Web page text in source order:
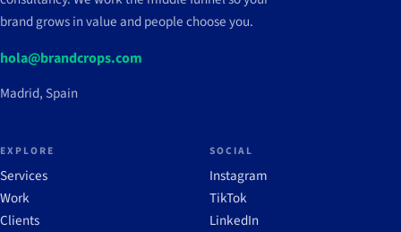
brand grows in value and people choose you.
hola@brandcrops.com
Madrid, Spain
EXPLORE
Services
Work
Clients
SOCIAL
Instagram
TikTok
LinkedIn